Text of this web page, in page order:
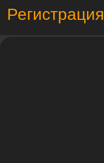
Регистрация